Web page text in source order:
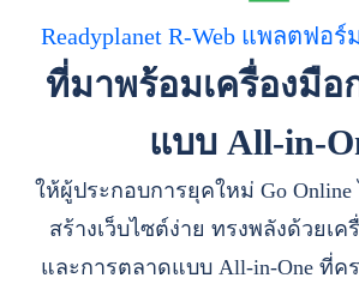
Readyplanet R-Web แพลตฟอ
ที่มาพร้อมเครื่องมือ
แบบ All-in-
ให้ผู้ประกอบการยุคใหม่ Go Online
สร้างเว็บไซต์ง่าย ทรงพลังด้วยเค
และการตลาดแบบ All-in-One ที่ค